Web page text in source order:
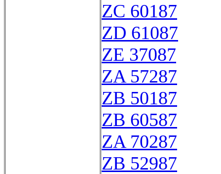
ZC 60187
ZD 61087
ZE 37087
ZA 57287
ZB 50187
ZB 60587
ZA 70287
ZB 52987